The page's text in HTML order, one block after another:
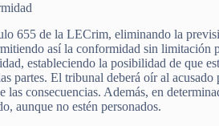
655 de la LECrim, eliminando la
así la conformidad sin
estableciendo la posibilidad de que
partes. El tribunal deberá oír al
las consecuencias. Además, en
aunque no estén personados.